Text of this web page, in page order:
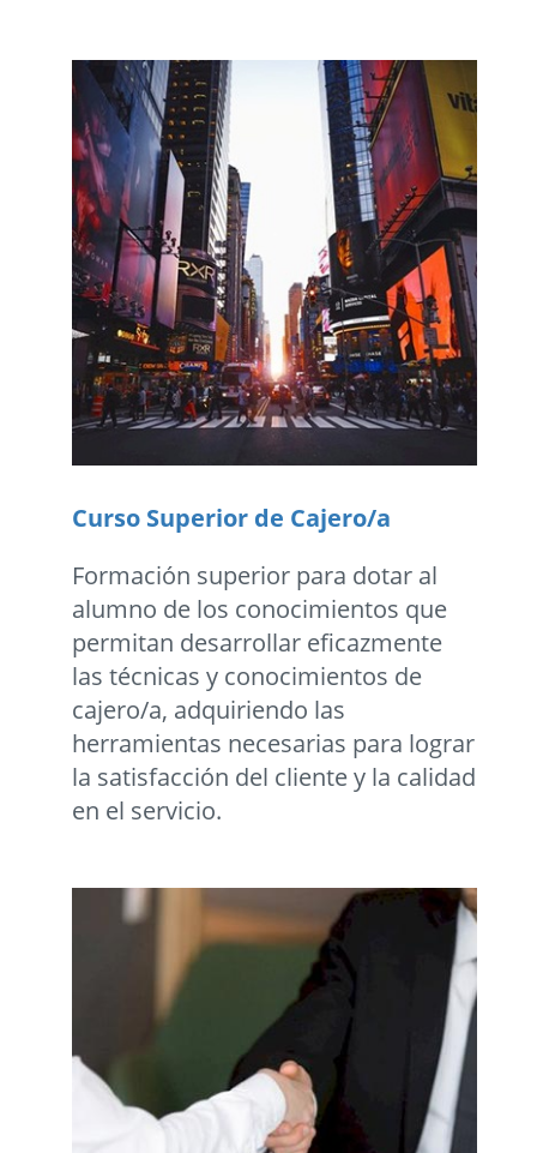
Curso Superior de Cajero/a
Formación superior para dotar al
alumno de los conocimientos que
permitan desarrollar eficazmente
las técnicas y conocimientos de
cajero/a, adquiriendo las
herramientas necesarias para lograr
la satisfacción del cliente y la calidad
en el servicio.